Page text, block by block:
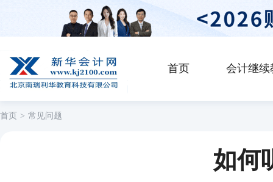
首页 会计继续
首页 > 常见问题
如何